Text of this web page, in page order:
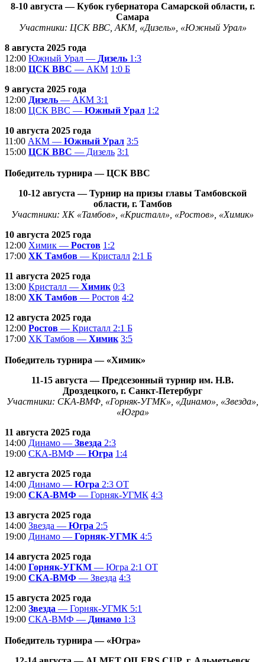
8-10августа— Кубок губернатора Самарской области, г.
Самара
Участники: ЦСК ВВС, АКМ, «Дизель», «Южный Урал»
8 августа 2025 года
12:00 Южный Урал — Дизель 1:3
18:00 ЦСК ВВС — АКМ 1:0 Б
9 августа 2025 года
12:00 Дизель — АКМ 3:1
18:00 ЦСК ВВС — Южный Урал 1:2
10 августа 2025 года
11:00 АКМ — Южный Урал 3:5
15:00 ЦСК ВВС — Дизель 3:1
Победитель турнира — ЦСК ВВС
10-12 августа— Турнир на призы главы Тамбовской
области, г. Тамбов
Участники: ХК «Тамбов», «Кристалл», «Ростов», «Химик»
10 августа 2025 года
12:00 Химик — Ростов 1:2
17:00 ХК Тамбов — Кристалл 2:1 Б
11 августа 2025 года
13:00 Кристалл — Химик 0:3
18:00 ХК Тамбов — Ростов 4:2
12 августа 2025 года
12:00 Ростов — Кристалл 2:1 Б
17:00 ХК Тамбов — Химик 3:5
Победитель турнира — «Химик»
11-15 августа— Предсезонный турнир им. Н.В.
Дроздецкого, г. Санкт-Петербург
Участники: СКА-ВМФ, «Горняк-УГМК», «Динамо», «Звезда»,
«Югра»
11 августа 2025 года
14:00 Динамо — Звезда 2:3
19:00 СКА-ВМФ — Югра 1:4
12 августа 2025 года
14:00 Динамо — Югра 2:3 ОТ
19:00 СКА-ВМФ — Горняк-УГМК 4:3
13 августа 2025 года
14:00 Звезда — Югра 2:5
19:00 Динамо — Горняк-УГМК 4:5
14 августа 2025 года
14:00 Горняк-УГКМ — Югра 2:1 ОТ
19:00 СКА-ВМФ — Звезда 4:3
15 августа 2025 года
12:00 Звезда — Горняк-УГМК 5:1
19:00 СКА-ВМФ — Динамо 1:3
Победитель турнира — «Югра»